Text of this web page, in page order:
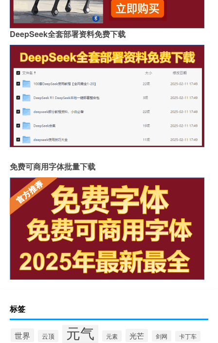
DeepSeek全套部署资料免费下载
免费可商用字体批量下载
标签
世界 云顶 元气 元素 光芒 剑网 卡丁车